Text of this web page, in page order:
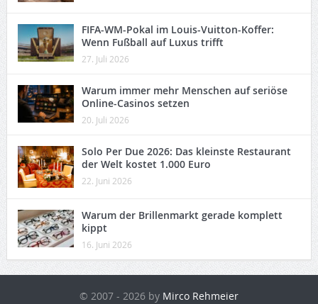
FIFA-WM-Pokal im Louis-Vuitton-Koffer:
Wenn Fußball auf Luxus trifft
27. Juli 2026
Warum immer mehr Menschen auf seriöse
Online-Casinos setzen
20. Juli 2026
Solo Per Due 2026: Das kleinste Restaurant
der Welt kostet 1.000 Euro
22. Juni 2026
Warum der Brillenmarkt gerade komplett
kippt
16. Juni 2026
© 2007 - 2026 by Mirco Rehmeier